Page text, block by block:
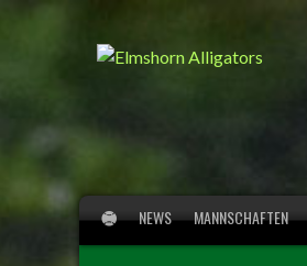
NEWS MANNSCHAFTEN